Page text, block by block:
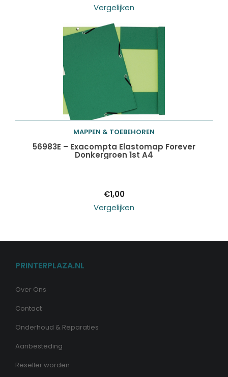
Vergelijken
Toevoegen aan
MAPPEN & TOEBEHOREN
56983E – Exacompta Elastomap Forever
Donkergroen 1st A4
€1,00
Vergelijken
PRINTERPLAZA.NL
Over Ons
Contact
Onderhoud & Reparaties
Aanbesteding
Reseller worden